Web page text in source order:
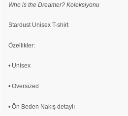
Who is the Dreamer? Koleksiyonu
Stardust Unisex T-shirt
Özellikler:
• Unisex
• Oversized
• Ön Beden Nakış detaylı